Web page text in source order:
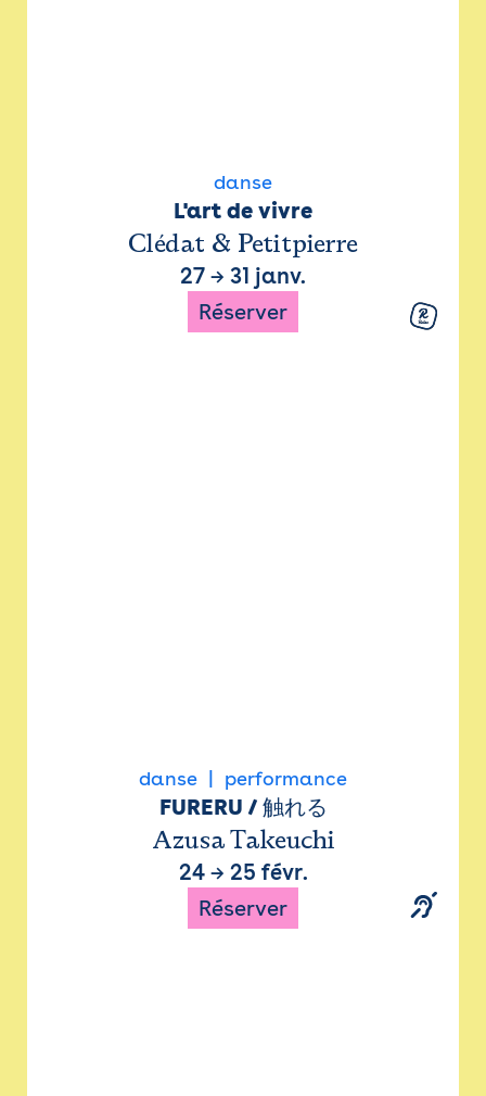
danse
L'art de vivre
Clédat & Petitpierre
27 → 31 janv.
Réserver
danse performance
FURERU / 触れる
Azusa Takeuchi
24→ 25 févr.
Réserver